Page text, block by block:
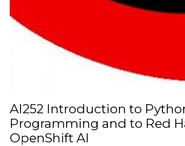
AI252 Introduction to
Programming and to Red
OpenShift AI